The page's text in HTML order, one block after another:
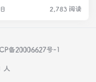
2,783 阅读
备20006627号-1
人